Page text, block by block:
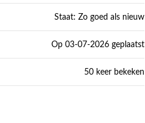
Staat: Zo goed als nieuw
Op 03-07-2026 geplaatst
50 keer bekeken